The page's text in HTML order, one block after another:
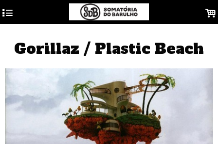
4 .
Gorillaz / Plastic Beach